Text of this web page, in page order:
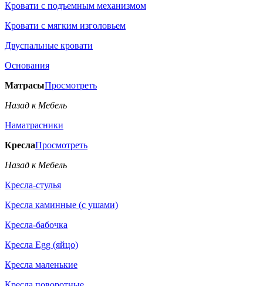
Кровати с подъемным механизмом
Кровати с мягким изголовьем
Двуспальные кровати
Основания
МатрасыПросмотреть
Назад к Мебель
Наматрасники
КреслаПросмотреть
Назад к Мебель
Кресла-стулья
Кресла каминные (с ушами)
Кресла-бабочка
Кресла Egg (яйцо)
Кресла маленькие